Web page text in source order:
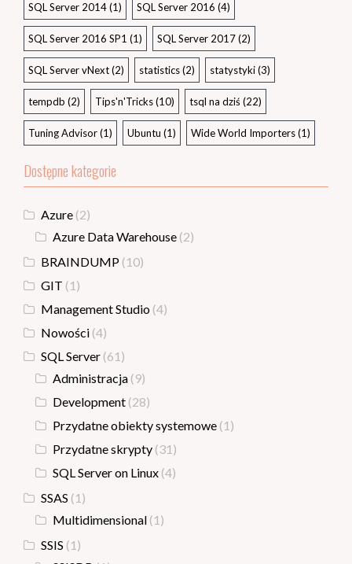
SQL Server 2014(1) SQL Server 2016 (4)
SQL Server 2016 SP1 (1) SQL Server 2017(2)
SQL Server vNext(2) statistics(2) statystyki(3)
tempdb (2) Tips'n'Tricks(10) tsql na dziś (22)
Tuning Advisor(1) Ubuntu (1) Wide World Importers(1)
Dostępne kategorie
Azure (2)
Azure Data Warehouse (2)
BRAINDUMP (10)
GIT (1)
Management Studio (4)
Nowości (4)
SQL Server (61)
Administracja (9)
Development (28)
Przydatne obiekty systemowe (1)
Przydatne skrypty (31)
SQL Server on Linux (4)
SSAS (1)
Multidimensional (1)
SSIS (1)